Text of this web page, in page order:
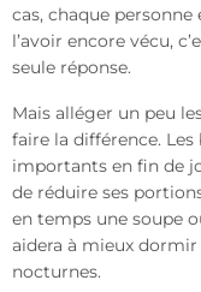
cas, chaque
l’avoir encore vécu,
seule réponse.
Mais alléger un peu
faire la différence.
importants en fin de
de réduire ses
en temps une soupe
aidera à mieux
nocturnes.